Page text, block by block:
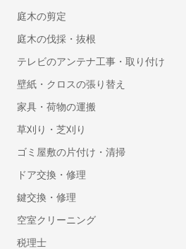
労務管理システム
人事評価システム
タレントマネジメントシステム
給与前払いサービス
Web給与明細システム
人事管理システム
eラーニングシステム
Web面接(オンライン面接)ツール
マイナンバー管理システム
採用サイト制作サービス
安否確認システム
庭木の剪定
庭木の伐採・抜根
テレビのアンテナ工事・取り付け
壁紙・クロスの張り替え
家具・荷物の運搬
草刈り・芝刈り
ゴミ屋敷の片付け・清掃
ドア交換・修理
鍵交換・修理
空室クリーニング
税理士